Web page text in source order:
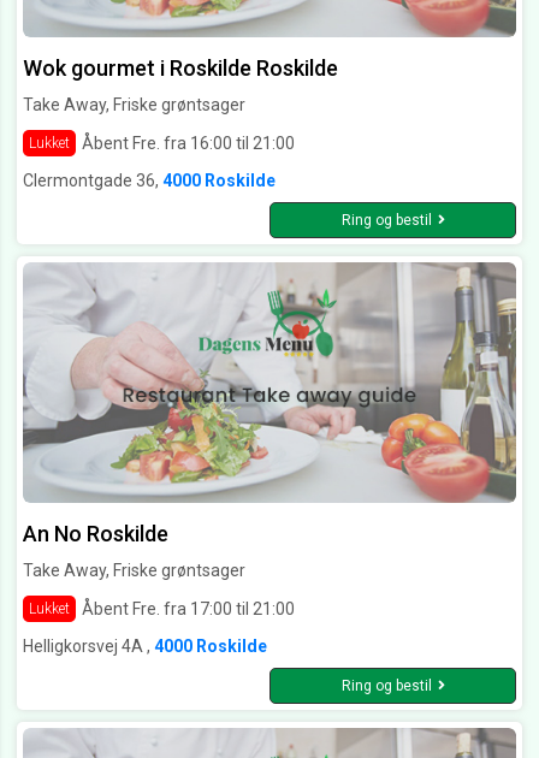
Wok gourmet i Roskilde Roskilde
Take Away, Friske grøntsager
Lukket
Åbent Fre. fra 16:00 til 21:00
Clermontgade 36, 4000 Roskilde
Ring og bestil
An No Roskilde
Take Away, Friske grøntsager
Lukket
Åbent Fre. fra 17:00 til 21:00
Helligkorsvej 4A , 4000 Roskilde
Ring og bestil